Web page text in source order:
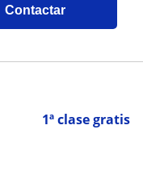
Contactar
1ª clase gratis